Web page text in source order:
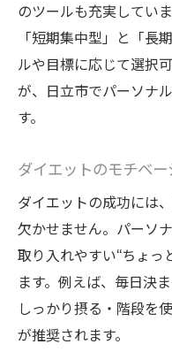
のツールも充実してい
「短期集中型」と「長
ルや目標に応じて選択
が、日立市でパーソナ
す。
ダイエットのモチベ
ダイエットの成功には
欠かせません。パーソ
取り入れやすい“ちょっ
ます。例えば、毎日決
しっかり摂る・階段を
が推奨されます。